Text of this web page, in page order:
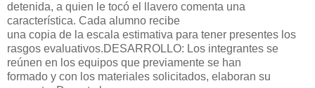
detenida, a quien le tocó el llavero comenta una
característica. Cada alumno recibe
una copia de la escala estimativa para tener presentes los
rasgos evaluativos.DESARROLLO: Los integrantes se
reúnen en los equipos que previamente se han
formado y con los materiales solicitados, elaboran su